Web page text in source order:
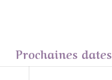
Prochaines dates